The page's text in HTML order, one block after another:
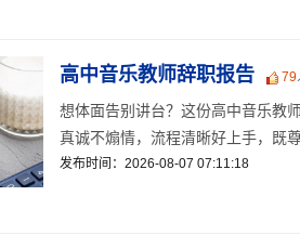
高中音乐教师辞职报告 79
想体面告别讲台？这份高中音乐教
真诚不煽情，流程清晰好上手，既
发布时间：2026-08-07 07:11:18